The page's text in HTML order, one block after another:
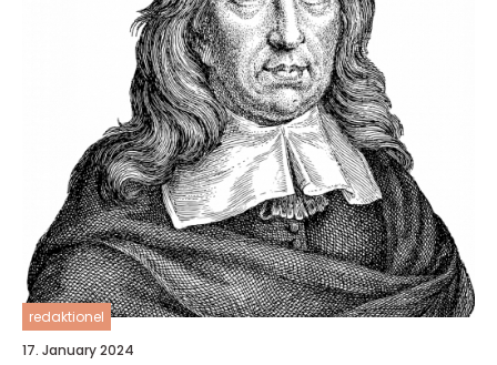
redaktionel
17. January 2024